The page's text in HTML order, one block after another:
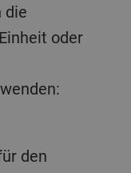
die
oder